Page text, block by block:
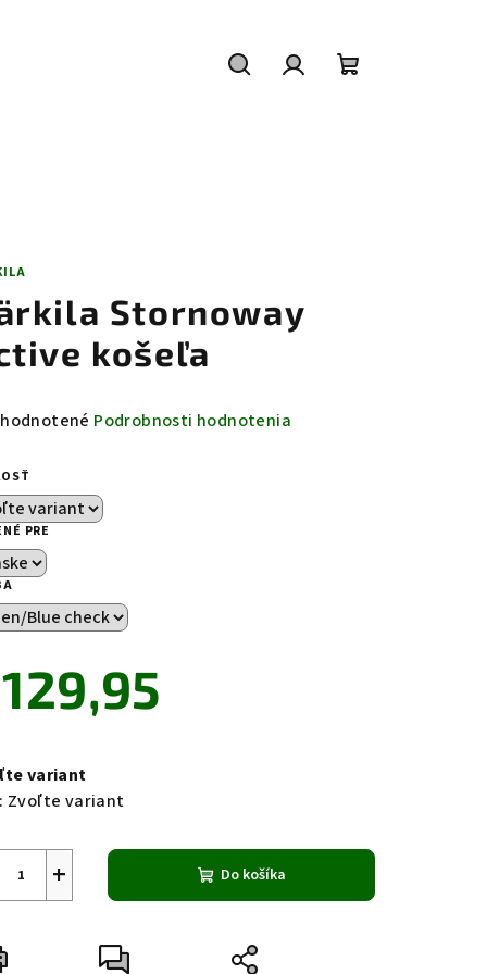
Stornoway
košeľa
Podrobnosti hodnotenia
PRE
variant
Zvoľte variant
+ Do košíka